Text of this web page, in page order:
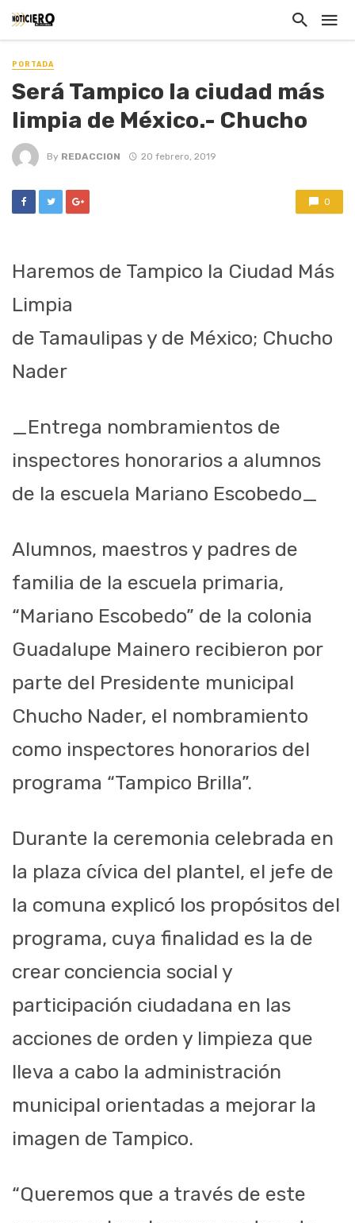
PORTADA
Será Tampico la ciudad más
limpia de México.- Chucho
By REDACCION 20 febrero, 2019
0
Haremos de Tampico la Ciudad Más
Limpia
de Tamaulipas y de México; Chucho
Nader
_Entrega nombramientos de
inspectores honorarios a alumnos
de la escuela Mariano Escobedo_
Alumnos, maestros y padres de
familia de la escuela primaria,
“Mariano Escobedo” de la colonia
Guadalupe Mainero recibieron por
parte del Presidente municipal
Chucho Nader, el nombramiento
como inspectores honorarios del
programa “Tampico Brilla”.
Durante la ceremonia celebrada en
la plaza cívica del plantel, el jefe de
la comuna explicó los propósitos del
programa, cuya finalidad es la de
crear conciencia social y
participación ciudadana en las
acciones de orden y limpieza que
lleva a cabo la administración
municipal orientadas a mejorar la
imagen de Tampico.
“Queremos que a través de este